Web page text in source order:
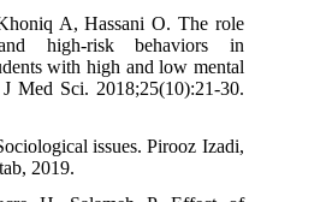
Khoniq A, Hassani O. The role
high-risk behaviors in
with high and low mental
J Med Sci. 2018;25(10):21-30.
issues. Pirooz Izadi,
2019.